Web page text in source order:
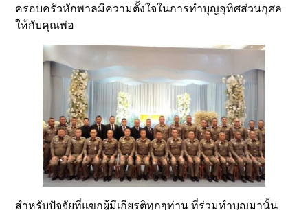
ครอบครัวหักพาลมีความตั้งใจในการทำบุญอุทิศส่วนกุศล
ให้กับคุณพ่อ
สำหรับปัจจัยที่แขกผู้มีเกียรติทุกๆท่าน ที่ร่วมทำบุญมานั้น